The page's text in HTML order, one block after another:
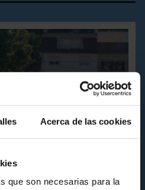
Acerca de las cookies
que son necesarias para la